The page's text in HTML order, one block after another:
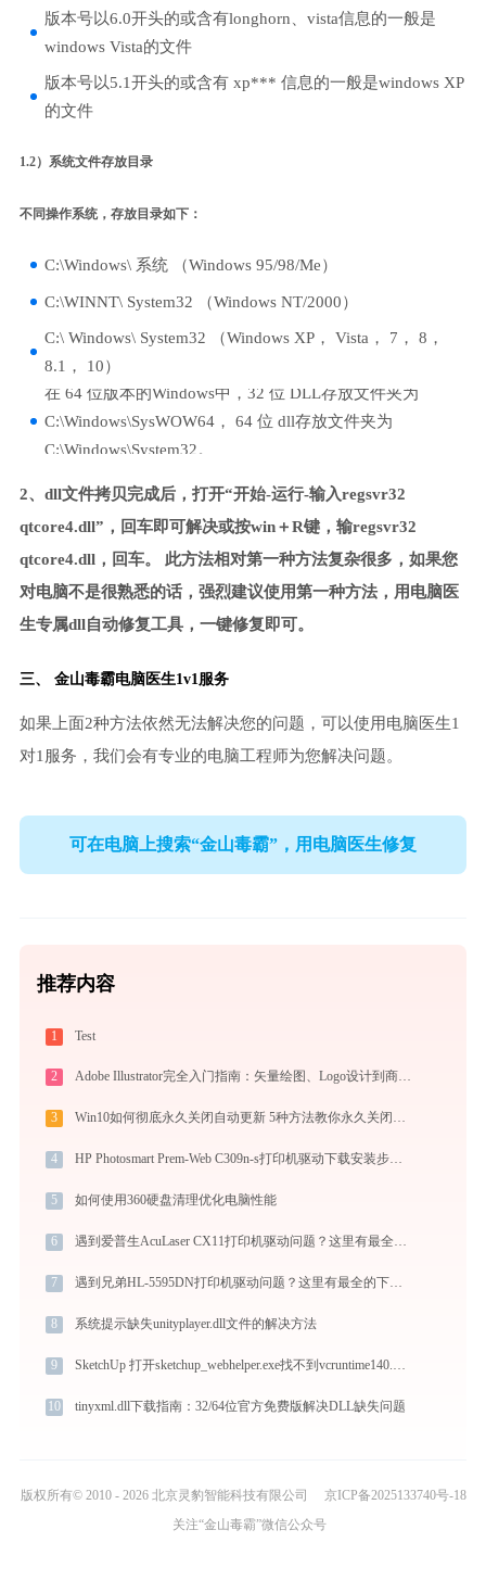
版本号以6.0开头的或含有longhorn、vista信息的一般是
windows Vista的文件
版本号以5.1开头的或含有 xp*** 信息的一般是windows XP
的文件
1.2）系统文件存放目录
不同操作系统，存放目录如下：
C:\Windows\ 系统 （Windows 95/98/Me）
C:\WINNT\ System32 （Windows NT/2000）
C:\ Windows\ System32 （Windows XP， Vista， 7， 8，
8.1， 10）
在 64 位版本的Windows中，32 位 DLL存放文件夹为
C:\Windows\SysWOW64， 64 位 dll存放文件夹为
C:\Windows\System32。
2、dll文件拷贝完成后，打开“开始-运行-输入regsvr32
qtcore4.dll”，回车即可解决或按win＋R键，输regsvr32
qtcore4.dll，回车。 此方法相对第一种方法复杂很多，如果您
对电脑不是很熟悉的话，强烈建议使用第一种方法，用电脑医
生专属dll自动修复工具，一键修复即可。
三、 金山毒霸电脑医生1v1服务
如果上面2种方法依然无法解决您的问题，可以使用电脑医生1
对1服务，我们会有专业的电脑工程师为您解决问题。
可在电脑上搜索“金山毒霸”，用电脑医生修复
推荐内容
1 Test
2 Adobe Illustrator完全入门指南：矢量绘图、Logo设计到商业插画的必备工具详解
3 Win10如何彻底永久关闭自动更新 5种方法教你永久关闭win10自动更新
4 HP Photosmart Prem-Web C309n-s打印机驱动下载安装步骤详细解析，让安装更简单
5 如何使用360硬盘清理优化电脑性能
6 遇到爱普生AcuLaser CX11打印机驱动问题？这里有最全的下载及安装指导
7 遇到兄弟HL-5595DN打印机驱动问题？这里有最全的下载及安装指导
8 系统提示缺失unityplayer.dll文件的解决方法
9 SketchUp 打开sketchup_webhelper.exe找不到vcruntime140.dll怎么办
10 tinyxml.dll下载指南：32/64位官方免费版解决DLL缺失问题
版权所有© 2010 - 2026 北京灵豹智能科技有限公司
京ICP备2025133740号-18
关注“金山毒霸”微信公众号